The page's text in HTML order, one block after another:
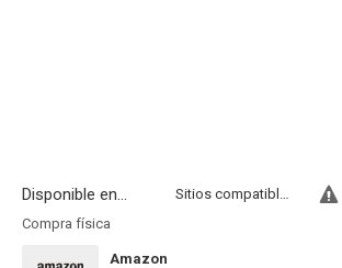
Disponible en...
Sitios compatibles
Compra física
Amazon